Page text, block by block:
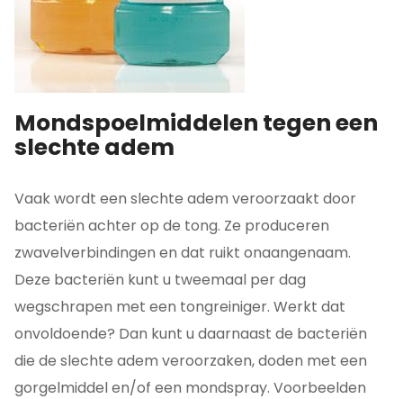
Mondspoelmiddelen tegen een
slechte adem
Vaak wordt een slechte adem veroorzaakt door
bacteriën achter op de tong. Ze produceren
zwavelverbindingen en dat ruikt onaangenaam.
Deze bacteriën kunt u tweemaal per dag
wegschrapen met een tongreiniger. Werkt dat
onvoldoende? Dan kunt u daarnaast de bacteriën
die de slechte adem veroorzaken, doden met een
gorgelmiddel en/of een mondspray. Voorbeelden